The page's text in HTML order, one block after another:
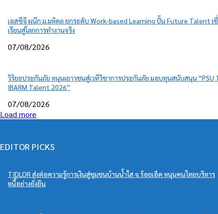
เอสซีจี ผนึก ม.มหิดล ยกระดับ Work-based Learning ปั้น Future Talent เ
เรียนสู่โลกการทำงานจริง
07/08/2026
วิริยะประกันภัย หนุนเยาวชนสู่เวทีวิชาการประกันภัย มอบทุนสนับสนุน “PSU
IBARM Talent 2026”
07/08/2026
Load more
EDITOR PICKS
TIDLOR ส่งต่อความรู้การเงินสู่ชุมชนบ้านน้ำใส จ.ร้อยเอ็ด หนุนคนไทยบริหาร
หนี้อย่างยั่งยืน